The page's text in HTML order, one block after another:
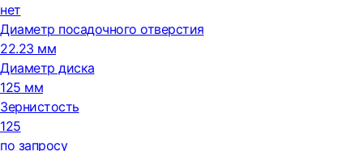
нет
Диаметр посадочного отверстия
22.23 мм
Диаметр диска
125 мм
Зернистость
125
по запросу